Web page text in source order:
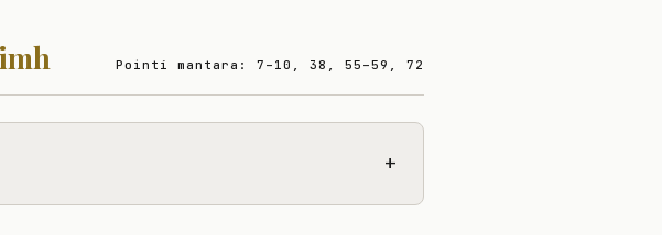
Pointí mantara: 7–10, 38, 55–59, 72
+